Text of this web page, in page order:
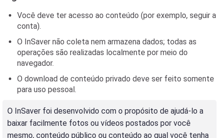
Você deve ter acesso ao conteúdo (por exemplo, seguir a
conta).
O InSaver não coleta nem armazena dados; todas as
operações são realizadas localmente por meio do
navegador.
O download de conteúdo privado deve ser feito somente
para uso pessoal.
O InSaver foi desenvolvido com o propósito de ajudá-lo a
baixar facilmente fotos ou vídeos postados por você
mesmo, conteúdo público ou conteúdo ao qual você tenha